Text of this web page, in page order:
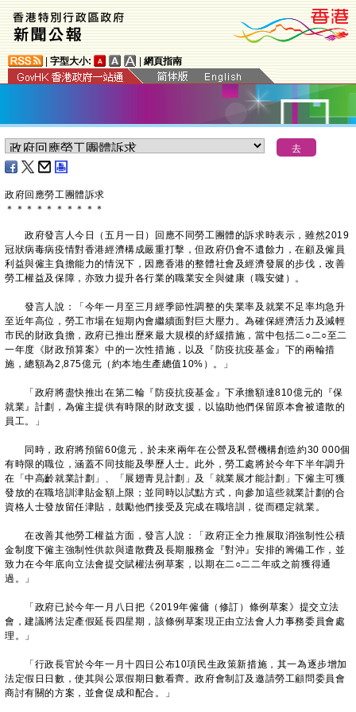
字型大小: 網頁指南
政府回應勞工團體訴求
＊ ＊ ＊ ＊ ＊ ＊ ＊ ＊ ＊ ＊
政府發言人今日（五月一日）回應不同勞工團體的訴求時表示，雖然2019
冠狀病毒病疫情對香港經濟構成嚴重打擊，但政府仍會不遺餘力，在顧及僱員
利益與僱主負擔能力的情況下，因應香港的整體社會及經濟發展的步伐，改善
勞工權益及保障，亦致力提升各行業的職業安全與健康（職安健）。
發言人說：「今年一月至三月經季節性調整的失業率及就業不足率均急升
至近年高位，勞工市場在短期內會繼續面對巨大壓力。為確保經濟活力及減輕
市民的財政負擔，政府已推出歷來最大規模的紓緩措施，當中包括二○二○至二
一年度《財政預算案》中的一次性措施，以及『防疫抗疫基金』下的兩輪措
施，總額為2,875億元（約本地生產總值10%）。」
「政府將盡快推出在第二輪『防疫抗疫基金』下承擔額達810億元的『保
就業』計劃，為僱主提供有時限的財政支援，以協助他們保留原本會被遣散的
員工。」
同時，政府將預留60億元，於未來兩年在公營及私營機構創造約30 000個
有時限的職位，涵蓋不同技能及學歷人士。此外，勞工處將於今年下半年調升
在「中高齡就業計劃」、「展翅青見計劃」及「就業展才能計劃」下僱主可獲
發放的在職培訓津貼金額上限；並同時以試點方式，向參加這些就業計劃的合
資格人士發放留任津貼，鼓勵他們接受及完成在職培訓，從而穩定就業。
在改善其他勞工權益方面，發言人說：「政府正全力推展取消強制性公積
金制度下僱主強制性供款與遣散費及長期服務金『對沖』安排的籌備工作，並
致力在今年底向立法會提交賦權法例草案，以期在二○二二年或之前獲得通
過。」
「政府已於今年一月八日把《2019年僱傭（修訂）條例草案》提交立法
會，建議將法定產假延長四星期，該條例草案現正由立法會人力事務委員會處
理。」
「行政長官於今年一月十四日公布10項民生政策新措施，其一為逐步增加
法定假日日數，使其與公眾假期日數看齊。政府會制訂及邀請勞工顧問委員會
商討有關的方案，並會促成和配合。」